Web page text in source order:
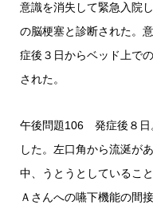
意識を消失して緊急入院
の脳梗塞と診断された。
症後３日からベッド上で
された。
午後問題106 発症後８日
した。左口角から流涎が
中、うとうとしていること
Ａさんへの嚥下機能の間